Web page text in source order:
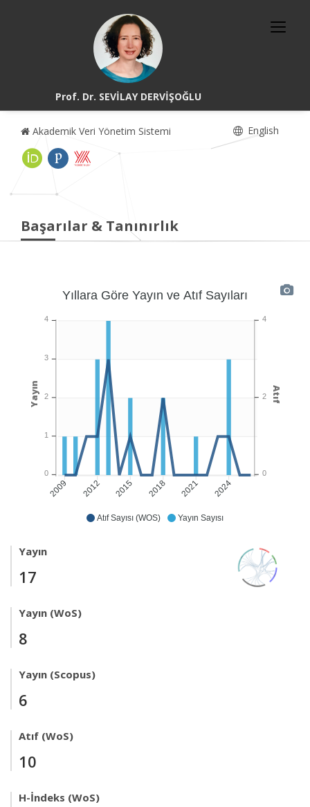
Prof. Dr. SEVİLAY DERVİŞOĞLU
Akademik Veri Yönetim Sistemi English
Başarılar & Tanınırlık
Atıf Sayısı (WOS) Yayın Sayısı
2009 2012 2015 2018 2021 2024
Yıllara Göre Yayın ve Atıf Sayıları
4
2
0
Atıf
4
3
2
1
0
Yayın
Yayın
17
Yayın (WoS)
8
Yayın (Scopus)
6
Atıf (WoS)
10
H-İndeks (WoS)